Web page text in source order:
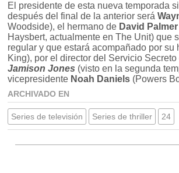
El presidente de esta nueva temporada
después del final de la anterior será
Woodside), el hermano de David Palmer
Haysbert, actualmente en The Unit) que
regular y que estará acompañado por su
King), por el director del Servicio
Jamison Jones (visto en la segunda
vicepresidente Noah Daniels (Powers
ARCHIVADO EN
Series de televisión Series de thriller 24